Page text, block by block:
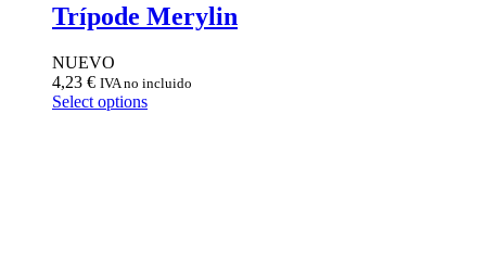
Trípode Merylin
NUEVO
4,23 € IVA no incluido
Select options